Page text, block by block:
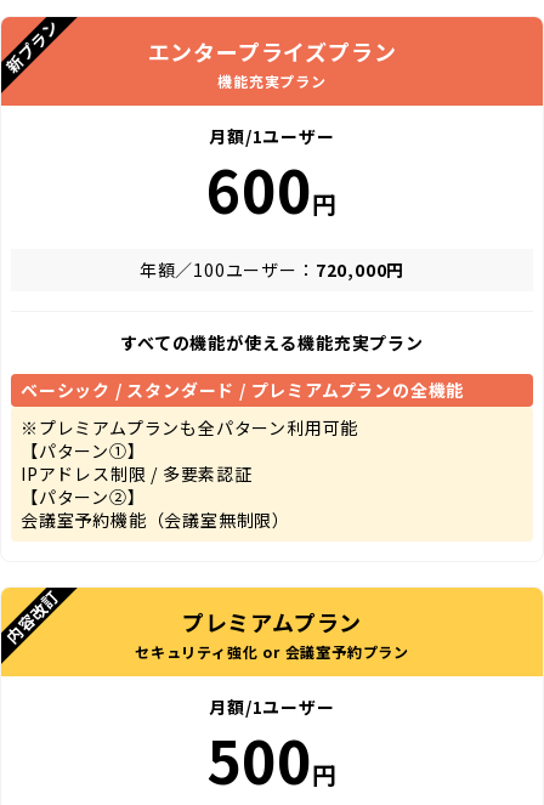
内容改訂 プレミアムプラン
セキュリティ強化 or 会議室予約プラン
月額/1ユーザー
500円
新プラン エンタープライズプラン
機能充実プラン
月額/1ユーザー
600円
年額／100ユーザー： 720,000円
すべての機能が使える機能充実プラン
ベーシック / スタンダード / プレミアムプランの全機能
※プレミアムプランも全パターン利用可能
【パターン①】
IPアドレス制限 / 多要素認証
【パターン②】
会議室予約機能（会議室無制限）